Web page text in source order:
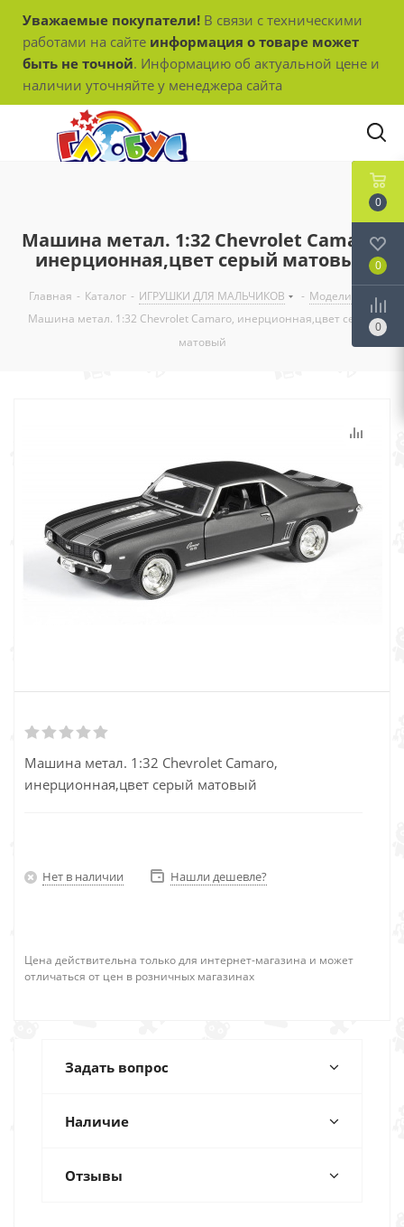
Уважаемые покупатели! В связи с техническими
работами на сайте информация о товаре может
быть не точной. Информацию об актуальной цене и
наличии уточняйте у менеджера сайта
Машина метал. 1:32 Chevrolet Camaro,
инерционная,цвет серый матовый
Главная - Каталог - ИГРУШКИ ДЛЯ МАЛЬЧИКОВ - Модели
Машина метал. 1:32 Chevrolet Camaro, инерционная,цвет серый
матовый
Машина метал. 1:32 Chevrolet Camaro,
инерционная,цвет серый матовый
Нет в наличии Нашли дешевле?
Цена действительна только для интернет-магазина и может
отличаться от цен в розничных магазинах
Задать вопрос
Наличие
Отзывы
0
0
0